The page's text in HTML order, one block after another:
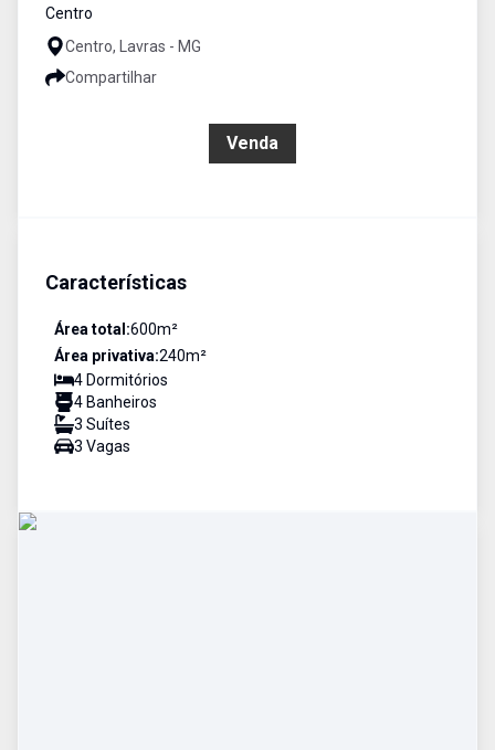
Centro
Centro, Lavras - MG
Compartilhar
Venda
Características
Área total:600m²
Área privativa:240m²
4 Dormitórios
4 Banheiros
3 Suítes
3 Vagas